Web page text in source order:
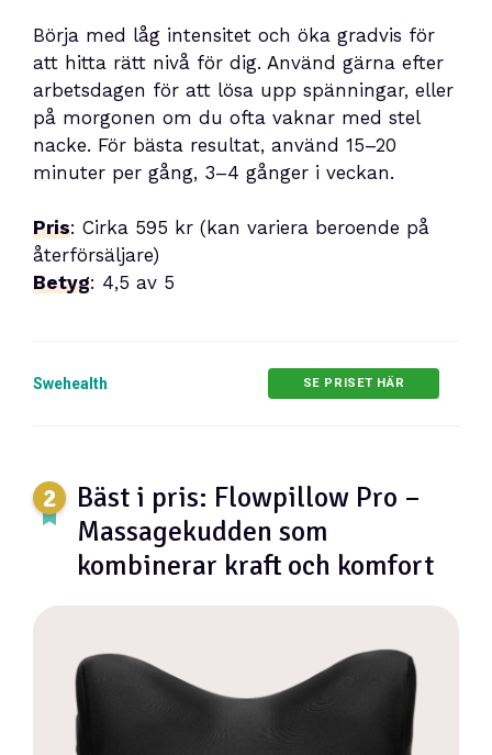
Börja med låg intensitet och öka gradvis för
att hitta rätt nivå för dig. Använd gärna efter
arbetsdagen för att lösa upp spänningar, eller
på morgonen om du ofta vaknar med stel
nacke. För bästa resultat, använd 15–20
minuter per gång, 3–4 gånger i veckan.
Pris: Cirka 595 kr (kan variera beroende på
återförsäljare)
Betyg: 4,5 av 5
Swehealth SE PRISET HÄR
Bäst i pris: Flowpillow Pro –
Massagekudden som
kombinerar kraft och komfort